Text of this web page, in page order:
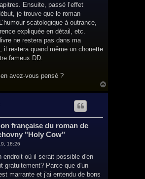
Ensuite, passé l’effet
je trouve que le roman
scatologique à outrance,
expliquée en détail, etc.
ne restera pas dans ma
il restera quand même un chouette
fameux DD.
avez-vous pensé ?
française du roman de
"Holy Cow"
18:26
endroit où il serait possible d'en
gratuitement? Parce que d'un
marrante et j'ai entendu de bons